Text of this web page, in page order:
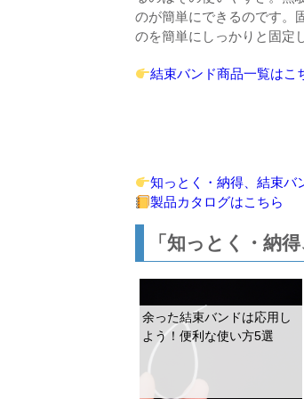
のが簡単にできるのです。
のを簡単にしっかりと固定
結束バンド商品一覧はこ
知っとく・納得、結束バ
製品カタログはこちら
「知っとく・納
余った結束バンドは応用し
よう！便利な使い方5選